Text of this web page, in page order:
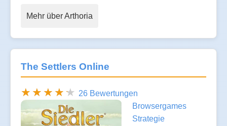
Mehr über Arthoria
The Settlers Online
26 Bewertungen
Browsergames
Strategie